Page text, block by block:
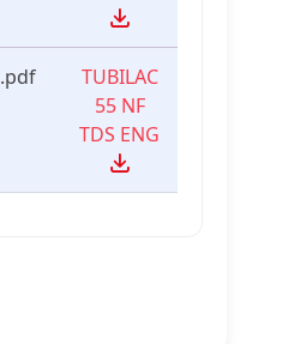
.pdf
TUBILAC
55 NF
TDS ENG